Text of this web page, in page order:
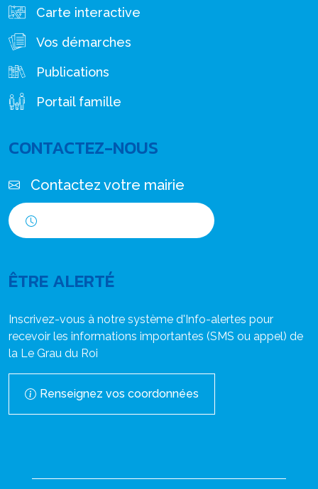
Carte interactive
Vos démarches
Publications
Portail famille
CONTACTEZ-NOUS
Contactez votre mairie
ÊTRE ALERTÉ
Inscrivez-vous à notre système d'Info-alertes pour
recevoir les informations importantes (SMS ou appel) de
la Le Grau du Roi
Renseignez vos coordonnées